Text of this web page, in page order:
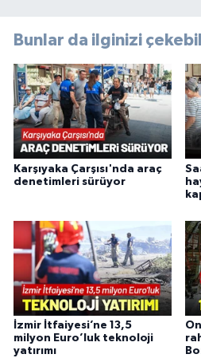
Bunlar da ilginizi
Karşıyaka Çarşısı'nda araç
denetimleri sürüyor
İzmir İtfaiyesi’ne 13,5
milyon Euro’luk teknoloji
yatırımı